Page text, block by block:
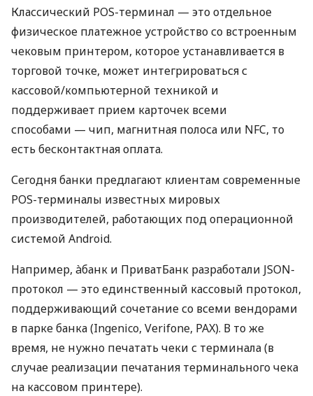
Классический POS-терминал — это отдельное
физическое платежное устройство со встроенным
чековым принтером, которое устанавливается в
торговой точке, может интегрироваться с
кассовой/компьютерной техникой и
поддерживает прием карточек всеми
способами — чип, магнитная полоса или NFC, то
есть бесконтактная оплата.
Сегодня банки предлагают клиентам современные
POS-терминалы известных мировых
производителей, работающих под операционной
системой Android.
Например, àбанк и ПриватБанк разработали JSON-
протокол — это единственный кассовый протокол,
поддерживающий сочетание со всеми вендорами
в парке банка (Ingenico, Verifone, PAX). В то же
время, не нужно печатать чеки с терминала (в
случае реализации печатания терминального чека
на кассовом принтере).